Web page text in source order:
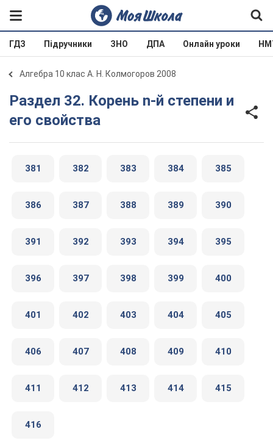
ГДЗ Підручники ЗНО ДПА Онлайн уроки
Алгебра 10 клас А. Н. Колмогоров 2008
Раздел 32. Корень n-й степени и
его свойства
381 382 383 384 385
386 387 388 389 390
391 392 393 394 395
396 397 398 399 400
401 402 403 404 405
406 407 408 409 410
411 412 413 414 415
416